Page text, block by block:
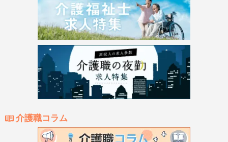
介護職コラム